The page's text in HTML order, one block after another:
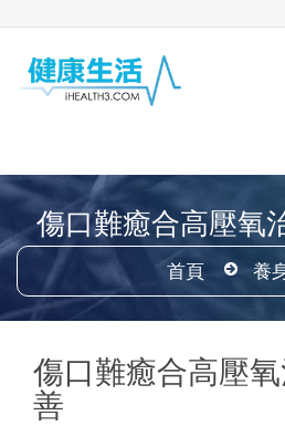
傷口難癒合高壓氧
首頁 養
傷口難癒合高壓
善